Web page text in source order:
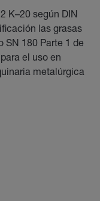
K–20 según DIN
las grasas
SN 180 Parte 1 de
el uso en
metalúrgica